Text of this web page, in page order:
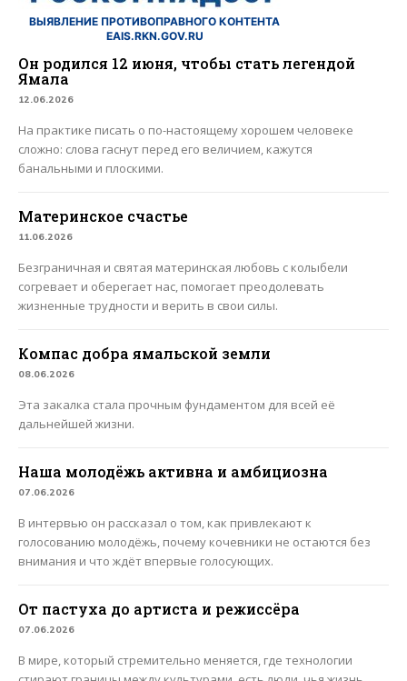
ВЫЯВЛЕНИЕ ПРОТИВОПРАВНОГО КОНТЕНТА
EAIS.RKN.GOV.RU
Он родился 12 июня, чтобы стать легендой
Ямала
12.06.2026
На практике писать о по-настоящему хорошем человеке
сложно: слова гаснут перед его величием, кажутся
банальными и плоскими.
Материнское счастье
11.06.2026
Безграничная и святая материнская любовь с колыбели
согревает и оберегает нас, помогает преодолевать
жизненные трудности и верить в свои силы.
Компас добра ямальской земли
08.06.2026
Эта закалка стала прочным фундаментом для всей её
дальнейшей жизни.
Наша молодёжь активна и амбициозна
07.06.2026
В интервью он рассказал о том, как привлекают к
голосованию молодёжь, почему кочевники не остаются без
внимания и что ждёт впервые голосующих.
От пастуха до артиста и режиссёра
07.06.2026
В мире, который стремительно меняется, где технологии